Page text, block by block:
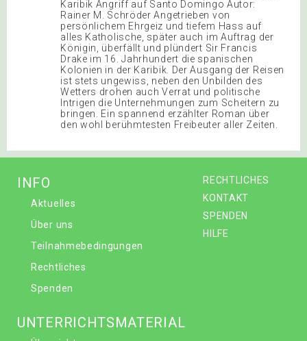
Karibik Angriff auf Santo Domingo Autor:
Rainer M. Schröder Angetrieben von
persönlichem Ehrgeiz und tiefem Hass auf
alles Katholische, später auch im Auftrag der
Königin, überfällt und plündert Sir Francis
Drake im 16. Jahrhundert die spanischen
Kolonien in der Karibik. Der Ausgang der Reisen
ist stets ungewiss, neben den Unbilden des
Wetters drohen auch Verrat und politische
Intrigen die Unternehmungen zum Scheitern zu
bringen. Ein spannend erzählter Roman über
den wohl berühmtesten Freibeuter aller Zeiten.
RECHTLICHES
KONTAKT
SPENDEN
HILFE
INFO
Aktuelles
Über uns
Teilnahmebedingungen
Rechtliches
Spenden
UNTERRICHTSMATERIAL